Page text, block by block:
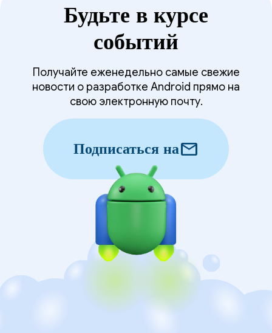
Будьте в курсе
событий
Получайте еженедельно самые свежие
новости о разработке Android прямо на
свою электронную почту.
Подписаться наmail